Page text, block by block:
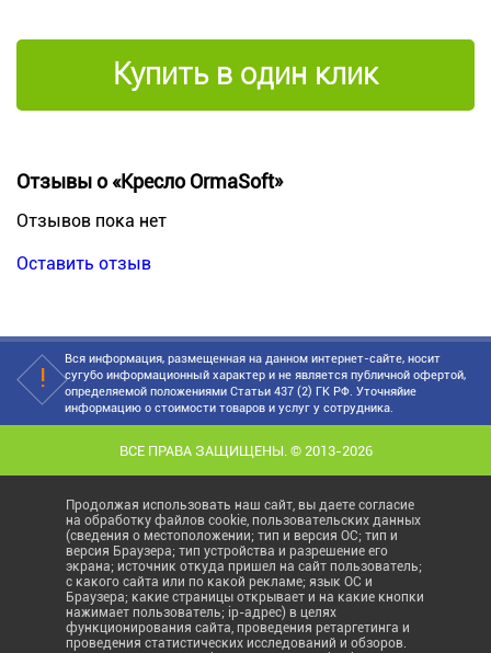
Купить в один клик
Отзывы о «Кресло OrmaSoft»
Отзывов пока нет
Оставить отзыв
Вся информация, размещенная на данном интернет-сайте, носит
сугубо информационный характер и не является публичной офертой,
определяемой положениями Статьи 437 (2) ГК РФ. Уточняйие
информацию о стоимости товаров и услуг у сотрудника.
ВСЕ ПРАВА ЗАЩИЩЕНЫ. © 2013-2026
Продолжая использовать наш сайт, вы даете согласие
на обработку файлов cookie, пользовательских данных
(сведения о местоположении; тип и версия ОС; тип и
версия Браузера; тип устройства и разрешение его
экрана; источник откуда пришел на сайт пользователь;
с какого сайта или по какой рекламе; язык ОС и
Браузера; какие страницы открывает и на какие кнопки
нажимает пользователь; ip-адрес) в целях
функционирования сайта, проведения ретаргетинга и
проведения статистических исследований и обзоров.